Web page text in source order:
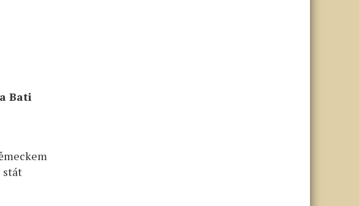
Bati
stát